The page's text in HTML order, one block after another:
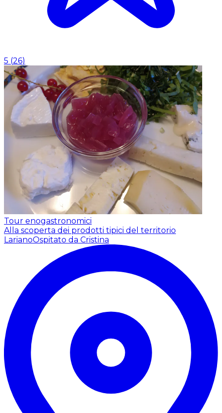
5 (26)
Tour enogastronomici
Alla scoperta dei prodotti tipici del territorio
LarianoOspitato da Cristina